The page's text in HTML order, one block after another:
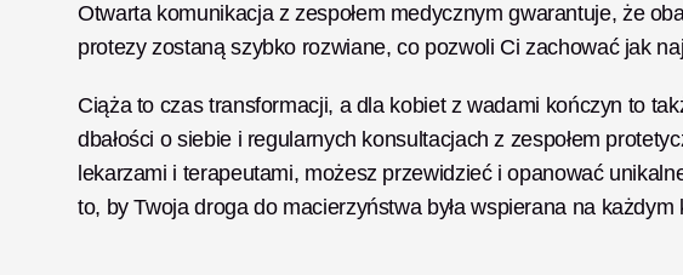
Otwarta komunikacja z zespołem medycznym gwarantuje, że
protezy zostaną szybko rozwiane, co pozwoli Ci zachować jak
Ciąża to czas transformacji, a dla kobiet z wadami kończyn to
dbałości o siebie i regularnych konsultacjach z zespołem
lekarzami i terapeutami, możesz przewidzieć i opanować
to, by Twoja droga do macierzyństwa była wspierana na każdym